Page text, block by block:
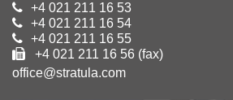
+4 021 211 16 53
+4 021 211 16 54
+4 021 211 16 55
+4 021 211 16 56 (fax)
office@stratula.com